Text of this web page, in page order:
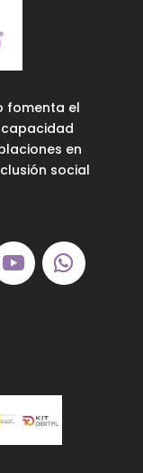
fomenta el
en
social